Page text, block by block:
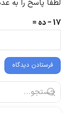
لطفا پاسخ را به
17 − ده =